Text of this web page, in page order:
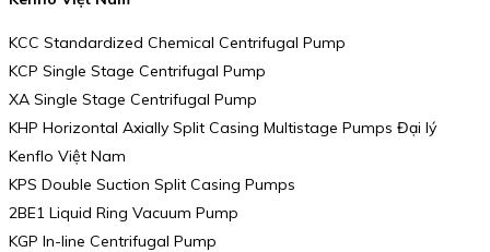
KCC Standardized Chemical Centrifugal Pump
KCP Single Stage Centrifugal Pump
XA Single Stage Centrifugal Pump
KHP Horizontal Axially Split Casing Multistage Pumps Đại lý
Kenflo Việt Nam
KPS Double Suction Split Casing Pumps
2BE1 Liquid Ring Vacuum Pump
KGP In-line Centrifugal Pump